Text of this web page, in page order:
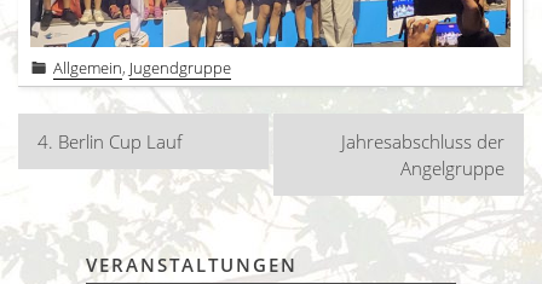
Allgemein, Jugendgruppe
Beitragsnavigation
4. Berlin Cup Lauf
Jahresabschluss der
Angelgruppe
VERANSTALTUNGEN